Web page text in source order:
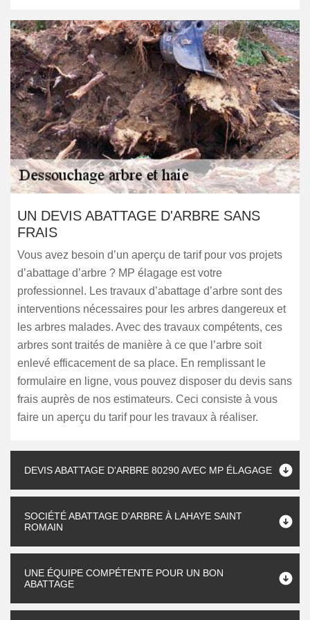
UN DEVIS ABATTAGE D'ARBRE SANS
FRAIS
Vous avez besoin d’un aperçu de tarif pour vos projets
d’abattage d’arbre ? MP élagage est votre
professionnel. Les travaux d’abattage d’arbre sont des
interventions nécessaires pour les arbres dangereux et
les arbres malades. Avec des travaux compétents, ces
arbres sont traités de manière à ce que l’arbre soit
enlevé efficacement de sa place. En remplissant le
formulaire en ligne, vous pouvez disposer du devis sans
frais auprès de nos estimateurs. Ceci consiste à vous
faire un aperçu du tarif pour les travaux à réaliser.
DEVIS ABATTAGE D'ARBRE 80290 AVEC MP ÉLAGAGE
SOCIÉTÉ ABATTAGE D'ARBRE À LAHAYE SAINT
ROMAIN
UNE ÉQUIPE COMPÉTENTE POUR UN BON
ABATTAGE